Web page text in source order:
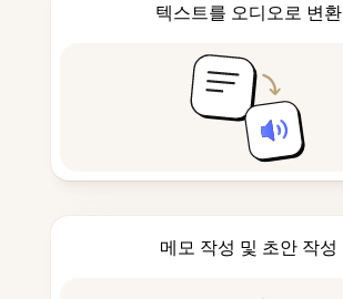
텍스트를 오디오로 변환
메모 작성 및 초안 작성